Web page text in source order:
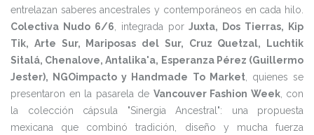
entrelazan saberes ancestrales y contemporáneos en cada hilo.
Colectiva Nudo 6/6 , integrada porJuxta, Dos Tierras, Kip
Tik, Arte Sur, Mariposas del Sur, Cruz Quetzal, Luchtik
Sitalá, Chenalove, Antalika'a, Esperanza Pérez (Guillermo
Jester), NGOimpacto y Handmade To Market, quienes se
presentaron en la pasarela de Vancouver Fashion Week, con
la colección cápsula "Sinergia Ancestral": una propuesta
mexicana que combinó tradición, diseño y mucha fuerza